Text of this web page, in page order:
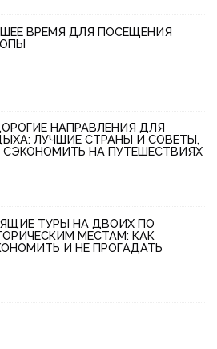
ВРЕМЯ ДЛЯ ПОСЕЩЕНИЯ
НАПРАВЛЕНИЯ ДЛЯ
ЛУЧШИЕ СТРАНЫ И СОВЕТЫ,
СЭКОНОМИТЬ НА ПУТЕШЕСТВИЯХ
ТУРЫ НА ДВОИХ ПО
МЕСТАМ: КАК
И НЕ ПРОГАДАТЬ